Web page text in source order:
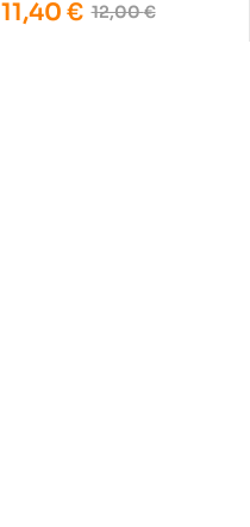
12,00€
11,40 €